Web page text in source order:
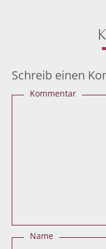
Schreib einen
Kommentar
Name